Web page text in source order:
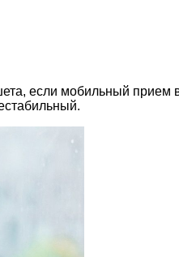
если мобильный прием